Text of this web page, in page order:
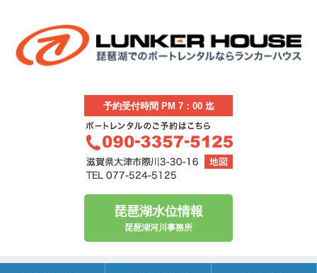
予約受付時間 PM 7：00 迄
琵琶湖水位情報
琵琶湖河川事務所